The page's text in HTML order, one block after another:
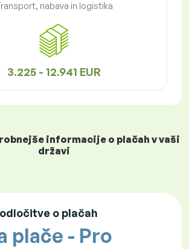
nabava in logistika
3.225 - 12.941 EUR
informacije o plačah v vaši
državi
o plačah
plače - Pro